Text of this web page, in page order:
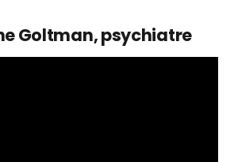
Goltman, psychiatre